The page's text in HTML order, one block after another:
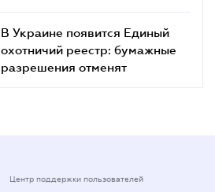
В Украине появится Единый
охотничий реестр: бумажные
разрешения отменят
Центр поддержки пользователей